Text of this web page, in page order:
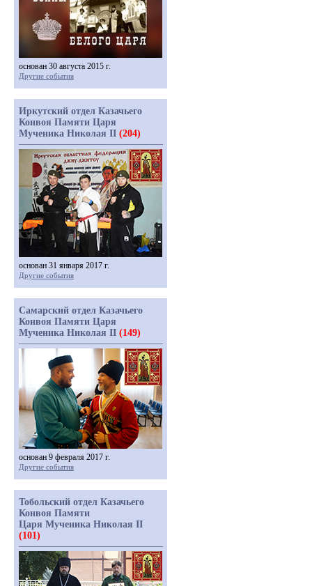
основан 30 августа 2015 г.
Другие события
Иркутский отдел Казачьего
Конвоя Памяти Царя
Мученика Николая II (204)
основан 31 января 2017 г.
Другие события
Самарский отдел Казачьего
Конвоя Памяти Царя
Мученика Николая II (149)
основан 9 февраля 2017 г.
Другие события
Тобольский отдел Казачьего
Конвоя Памяти
Царя Мученика Николая II
(101)